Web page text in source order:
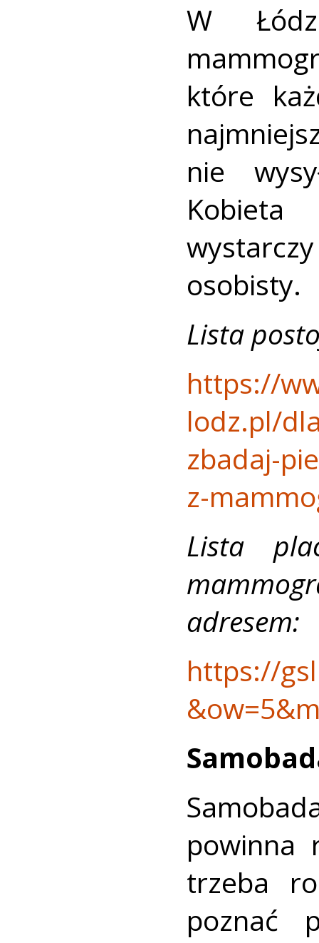
W
które
nie
osobisty.
Lista
https://
lodz.pl/
zbadaj-
z-
Lista
adresem:
https://
powinna
trzeba
poznać